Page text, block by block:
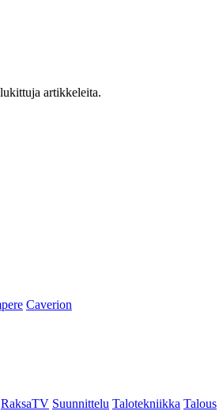
artikkeleita.
Caverion
RaksaTV Suunnittelu Talotekniikka Talous